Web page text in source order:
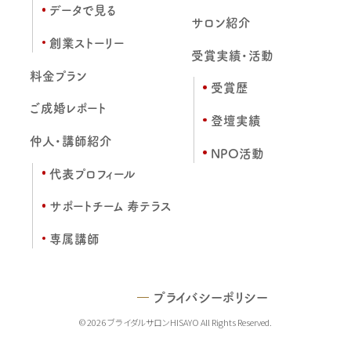
データで見る
創業ストーリー
料金プラン
ご成婚レポート
仲人・講師紹介
代表プロフィール
サポートチーム 寿テラス
専属講師
サロン紹介
受賞実績・活動
受賞歴
登壇実績
NPO活動
プライバシーポリシー
© 2026 ブライダルサロンHISAYO All Rights Reserved.